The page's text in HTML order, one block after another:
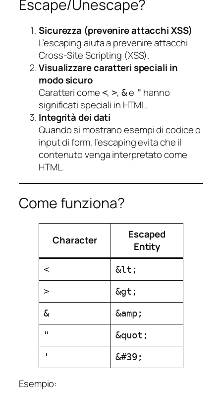
Escape/Unescape?
Sicurezza (prevenire attacchi XSS)
L’escaping aiuta a prevenire attacchi
Cross-Site Scripting (XSS).
Visualizzare caratteri speciali in
modo sicuro
Caratteri come <,>, &e " hanno
significati speciali in HTML.
Integrità dei dati
Quando si mostrano esempi di codice o
input di form, l’escaping evita che il
contenuto venga interpretato come
HTML.
Come funziona?
Character
Escaped
Entity
< &lt;
> &gt;
& &amp;
" &quot;
' &#39;
Esempio: